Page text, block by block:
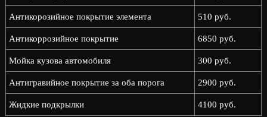
Антикорозийное покрытие элемента 510 руб.
Антикоррозийное покрытие 6850 руб.
Мойка кузова автомобиля 300 руб.
Антигравийное покрытие за оба порога 2900 руб.
Жидкие подкрылки 4100 руб.